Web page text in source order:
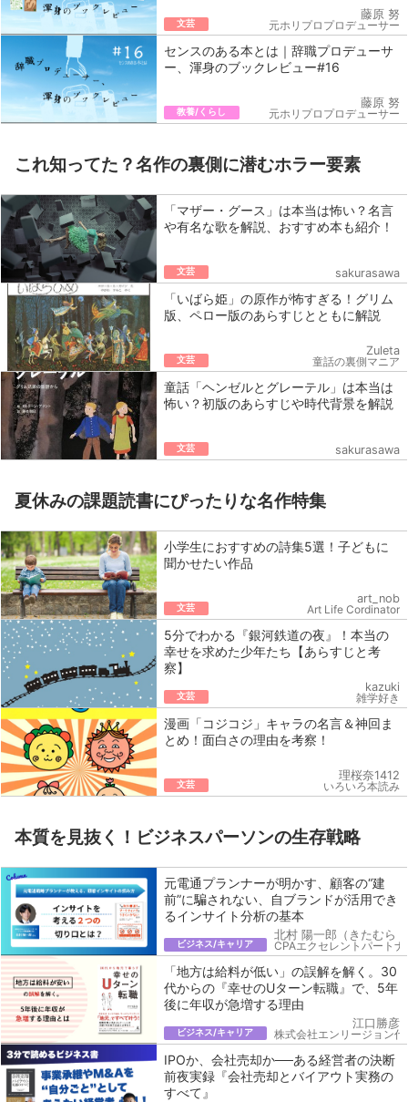
文芸
藤原 努
元ホリプロプロデューサー
センスのある本とは｜辞職プロデューサ
ー、渾身のブックレビュー#16
教養/くらし
藤原 努
元ホリプロプロデューサー
これ知ってた？名作の裏側に潜むホラー要素
「マザー・グース」は本当は怖い？名言
や有名な歌を解説、おすすめ本も紹介！
文芸 sakurasawa
「いばら姫」の原作が怖すぎる！グリム
版、ペロー版のあらすじとともに解説
文芸
Zuleta
童話の裏側マニア
童話「ヘンゼルとグレーテル」は本当は
怖い？初版のあらすじや時代背景を解説
文芸 sakurasawa
夏休みの課題読書にぴったりな名作特集
小学生におすすめの詩集5選！子どもに
聞かせたい作品
文芸
art_nob
Art Life Cordinator
5分でわかる『銀河鉄道の夜』！本当の
幸せを求めた少年たち【あらすじと考
察】
文芸
kazuki
雑学好き
漫画「コジコジ」キャラの名言＆神回ま
とめ！面白さの理由を考察！
文芸
理桜奈1412
いろいろ本読み
本質を見抜く！ビジネスパーソンの生存戦略
元電通プランナーが明かす、顧客の“建
前”に騙されない、自ブランドが活用でき
るインサイト分析の基本
ビジネス/キャリア
北村 陽一郎（きたむら
CPAエクセレントパート
「地方は給料が低い」の誤解を解く。30
代からの『幸せのUターン転職』で、5年
後に年収が急増する理由
ビジネス/キャリア
江口勝彦
株式会社エンリージョン代
IPOか、会社売却か──ある経営者の決断
前夜実録『会社売却とバイアウト実務の
すべて』